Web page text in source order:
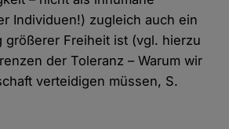
Individuen!) zugleich auch ein
größerer Freiheit ist (vgl. hierzu
der Toleranz – Warum wir
verteidigen müssen, S.